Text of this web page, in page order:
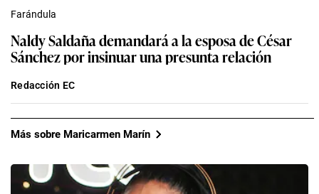
Farándula
Naldy Saldaña demandará a la esposa de César
Sánchez por insinuar una presunta relación
Redacción EC
Más sobre Maricarmen Marín